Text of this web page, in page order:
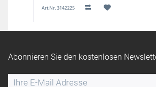
Art.Nr. 3142225
Abonnieren Sie den kostenlosen